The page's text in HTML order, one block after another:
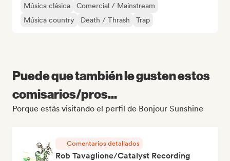
Música clásica
Comercial / Mainstream
Música country
Death / Thrash Trap
Puede que también le gusten estos
comisarios/pros...
Porque estás visitando el perfil de Bonjour Sunshine
Comentarios detallados
Rob Tavaglione/Catalyst Recording